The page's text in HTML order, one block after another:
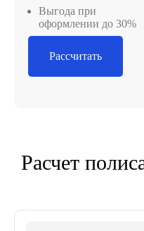
Выгода при
оформлении до 30%
Рассчитать
Расчет